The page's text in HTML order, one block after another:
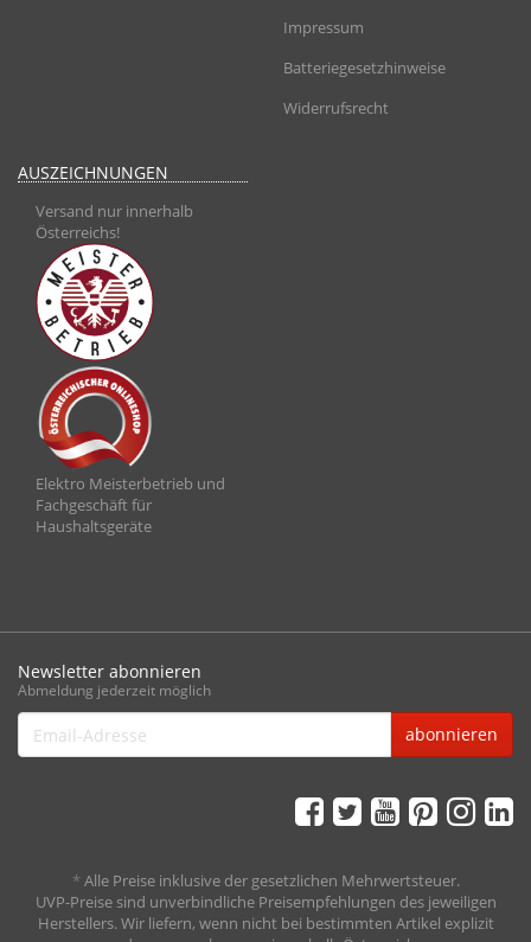
Impressum
Batteriegesetzhinweise
Widerrufsrecht
AUSZEICHNUNGEN
Versand nur innerhalb
Österreichs!
Elektro Meisterbetrieb und
Fachgeschäft für
Haushaltsgeräte
Newsletter abonnieren
Abmeldung jederzeit möglich
Email-
Adresse
abonnieren
*Alle Preise inklusive der gesetzlichen Mehrwertsteuer.
UVP-Preise sind unverbindliche Preisempfehlungen des jeweiligen
Herstellers. Wir liefern, wenn nicht bei bestimmten Artikel explizit